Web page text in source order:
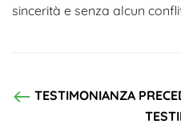
sincerità e senza alcun
west TESTIMONIANZA